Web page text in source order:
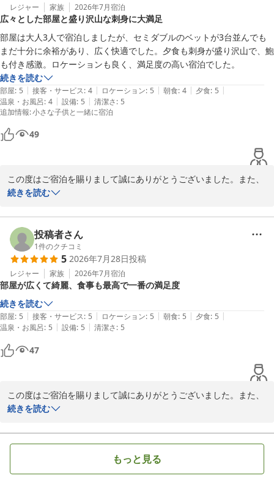
機会がございましたら又お越しくださいませ。またお会いできるの
を楽しみにしております。
たてやま鏡ヶ浦温泉 館山シーサイドホテル
2026-05-12
レジャー 家族 2026年7月宿泊
広々とした部屋と盛り沢山な刺身に大満足
部屋は大人3人で宿泊しましたが、セミダブルのベットが3台並んでも
まだ十分に余裕があり、広く快適でした。夕食も刺身が盛り沢山で、鮑
も付き感激。ロケーションも良く、満足度の高い宿泊でした。
続きを読む
部屋: 5 | 接客・サービス: 4 | ロケーション: 5 | 朝食: 4 | 夕食: 5 |
温泉・お風呂: 4 | 設備: 5 | 清潔さ: 5
追加情報:小さな子供と一緒に宿泊
49
この度はご宿泊を賜りまして誠にありがとうございました。また、
お部屋やお食事にご満足いただけました事嬉しい限りでございま
そして『満足度の高い宿泊でした。』とのご感想ありがとうござい
ます。
お客様にお泊り頂きましたアネックス館のエグゼクティブルームは
51平方メートルと広く椰子の木に囲まれた館山湾の景色もリゾート
感満載で晴れた日には夕日と富士山がすごく綺麗に見える絶好のロ
ケーションと自負しております。
機会がございましたら又お越しくださいませ。またお会いできるの
を楽しみにしております。
たてやま鏡ヶ浦温泉 館山シーサイドホテル
2026-07-30
続きを読む
投稿者さん
1件のクチコミ
5 2026年7月28日投稿
レジャー 家族 2026年7月宿泊
部屋が広くて綺麗、食事も最高で一番の満足度
続きを読む
部屋: 5 | 接客・サービス: 5 | ロケーション: 5 | 朝食: 5 | 夕食: 5 |
温泉・お風呂: 5 | 設備: 5 | 清潔さ: 5
47
この度はご宿泊を賜りまして誠にありがとうございました。また、
お部屋やお食事にご満足いただけました事嬉しい限りでございま
そして『部屋が広くて綺麗、食事も最高で一番の満足度』とのシン
プルで重みのあるご投稿ありがとうございます。
お客様にお泊り頂きましたアネックス館のエグゼクティブルームは
51平方メートルと広く椰子の木に囲まれた館山湾の景色もリゾート
続きを読む
もっと見る